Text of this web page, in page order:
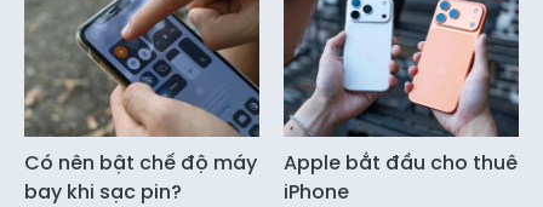
Có nên bật chế độ máy
bay khi sạc pin?
Apple bắt đầu cho thuê
iPhone